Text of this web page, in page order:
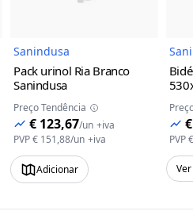
Sanindusa
Pack urinol Ria Branco
Sanindusa
Preço Tendência
€ 123,67/un +iva
PVP€ 151,88/un +iva
Adicionar
PVP